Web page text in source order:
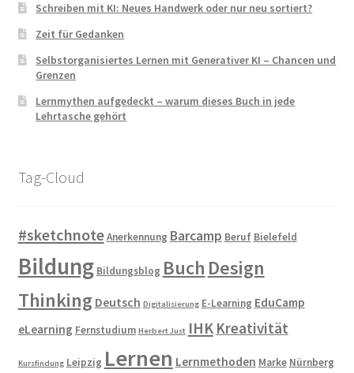
Schreiben mit KI: Neues Handwerk oder nur neu sortiert?
Zeit für Gedanken
Selbstorganisiertes Lernen mit Generativer KI – Chancen und
Grenzen
Lernmythen aufgedeckt – warum dieses Buch in jede
Lehrtasche gehört
Tag-Cloud
#sketchnoteAnerkennung Barcamp Beruf Bielefeld
Bildung Bildungsblog Buch Design
Thinking Deutsch Digitalisierung E-Learning EduCamp
eLearning Fernstudium Herbert Just IHK Kreativität
Kursfindung Leipzig Lernen Lernmethoden Marke Nürnberg